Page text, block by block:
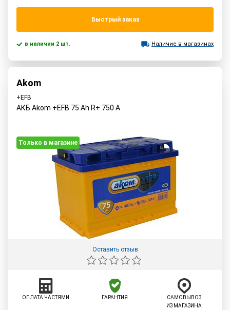
Быстрый заказ
в наличии 2 шт. Наличие в магазинах
Akom
+EFB
АКБ Akom +EFB 75 Ah R+ 750 A
Только в магазине
Оставить отзыв
ОПЛАТА ЧАСТЯМИ ГАРАНТИЯ
САМОВЫВОЗ
ИЗ МАГАЗИНА